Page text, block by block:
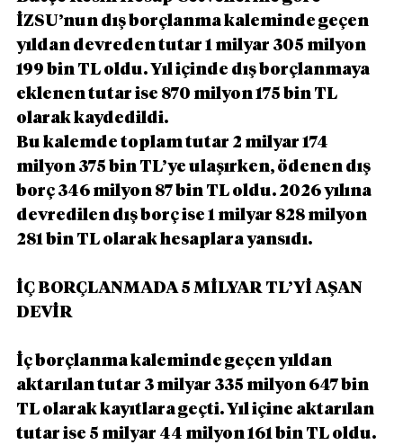
İZSU’nun dış borçlanma kaleminde geçen
yıldan devreden tutar 1 milyar 305 milyon
199 bin TL oldu. Yıl içinde dış borçlanmaya
eklenen tutar ise 870 milyon 175 bin TL
olarak kaydedildi.
Bu kalemde toplam tutar 2 milyar 174
milyon 375 bin TL’ye ulaşırken, ödenen dış
borç 346 milyon 87 bin TL oldu. 2026 yılına
devredilen dış borç ise 1 milyar 828 milyon
281 bin TL olarak hesaplara yansıdı.
İÇ BORÇLANMADA 5 MİLYAR TL’Yİ AŞAN
DEVİR
İç borçlanma kaleminde geçen yıldan
aktarılan tutar 3 milyar 335 milyon 647 bin
TL olarak kayıtlara geçti. Yıl içine aktarılan
tutar ise 5 milyar 44 milyon 161 bin TL oldu.